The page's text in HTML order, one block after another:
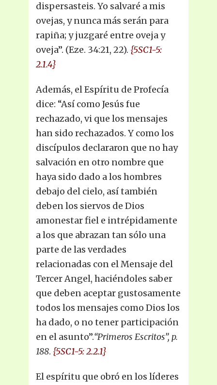
dispersasteis. Yo salvaré a mis
ovejas, y nunca más serán para
rapiña; y juzgaré entre oveja y
oveja”. (Eze. 34:21, 22). {5SC1-5:
2.1.4}
Además, el Espíritu de Profecía
dice: “Así como Jesús fue
rechazado, vi que los mensajes
han sido rechazados. Y como los
discípulos declararon que no hay
salvación en otro nombre que
haya sido dado a los hombres
debajo del cielo, así también
deben los siervos de Dios
amonestar fiel e intrépidamente
a los que abrazan tan sólo una
parte de las verdades
relacionadas con el Mensaje del
Tercer Angel, haciéndoles saber
que deben aceptar gustosamente
todos los mensajes como Dios los
ha dado, o no tener participación
en el asunto”.“Primeros Escritos”, p.
188. {5SC1-5: 2.2.1}
El espíritu que obró en los líderes